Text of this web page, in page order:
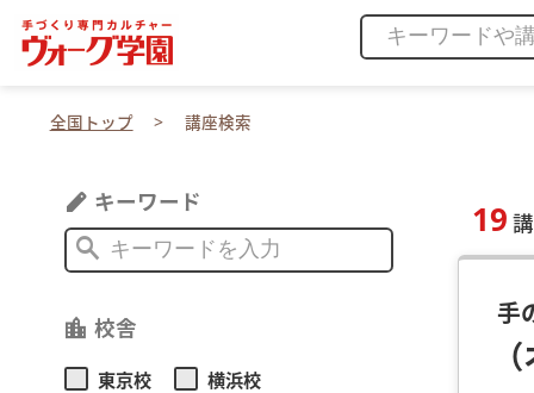
全国トップ 講座検索
edit キーワード
search
location_city 校舎
東京校 横浜校
19
手